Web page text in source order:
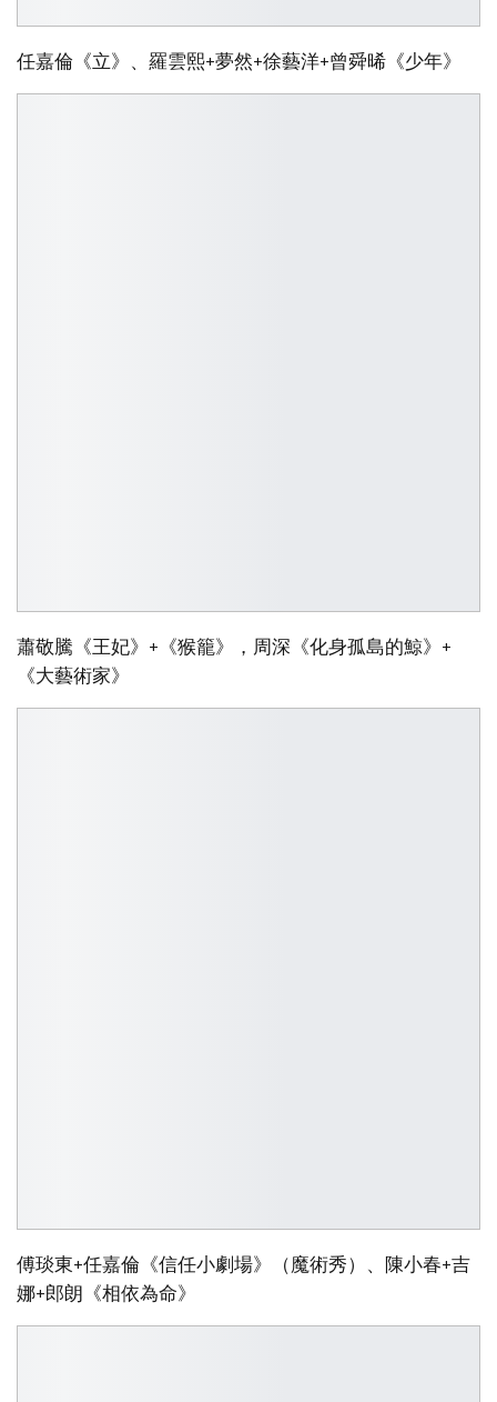
任嘉倫《立》、羅雲熙+夢然+徐藝洋+曾舜晞《少年》
蕭敬騰《王妃》+《猴籠》，周深《化身孤島的鯨》+
《大藝術家》
傅琰東+任嘉倫《信任小劇場》（魔術秀）、陳小春+吉
娜+郎朗《相依為命》